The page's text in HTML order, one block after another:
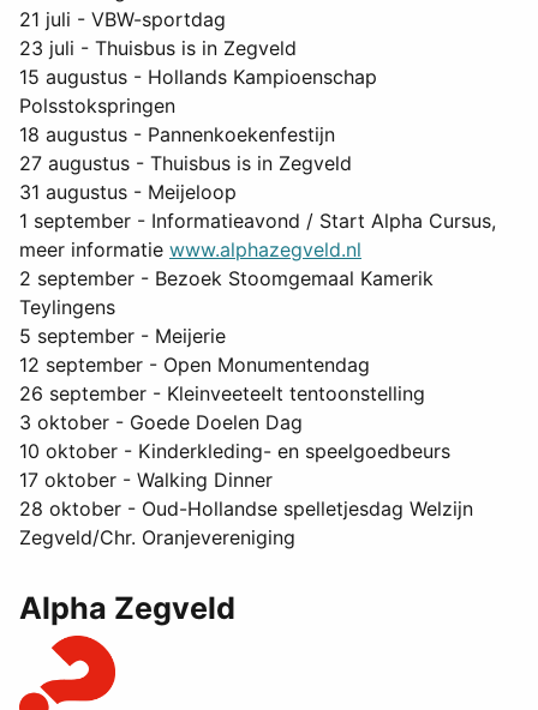
21 juli - VBW-sportdag
23 juli - Thuisbus is in Zegveld
15 augustus - Hollands Kampioenschap
Polsstokspringen
18 augustus - Pannenkoekenfestijn
27 augustus - Thuisbus is in Zegveld
31 augustus - Meijeloop
1 september - Informatieavond / Start Alpha Cursus,
meer informatie www.alphazegveld.nl
2 september - Bezoek Stoomgemaal Kamerik
Teylingens
5 september - Meijerie
12 september - Open Monumentendag
26 september - Kleinveeteelt tentoonstelling
3 oktober - Goede Doelen Dag
10 oktober - Kinderkleding- en speelgoedbeurs
17 oktober - Walking Dinner
28 oktober - Oud-Hollandse spelletjesdag Welzijn
Zegveld/Chr. Oranjevereniging
Alpha Zegveld